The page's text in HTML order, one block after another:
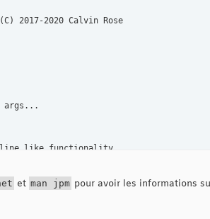
2017-2020 Calvin Rose
args...
like functionality
a top level error (persistent)
(quiet)
et man jpm pour avoir les informations